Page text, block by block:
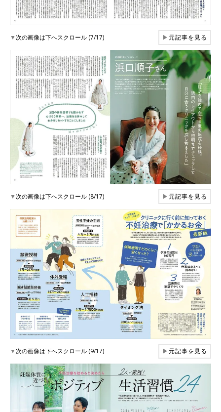
▼次の画像は下へスクロール (7/17) ▶元記事を見る
▼次の画像は下へスクロール (8/17) ▶元記事を見る
▼次の画像は下へスクロール (9/17) ▶元記事を見る